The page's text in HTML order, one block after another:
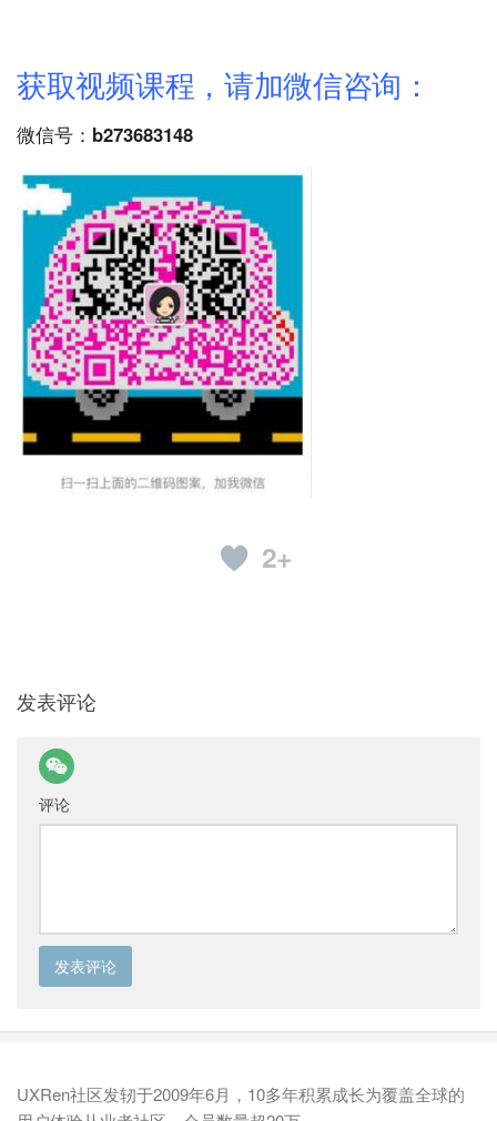
获取视频课程，请加微信咨询：
微信号：b273683148
2+
发表评论
评论
UXRen社区发轫于2009年6月，10多年积累成长为覆盖全球的